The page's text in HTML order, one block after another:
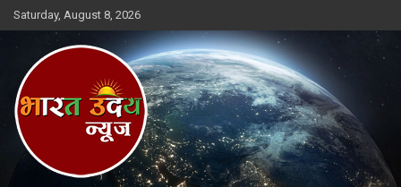
Skip
to
Saturday, August 8, 2026